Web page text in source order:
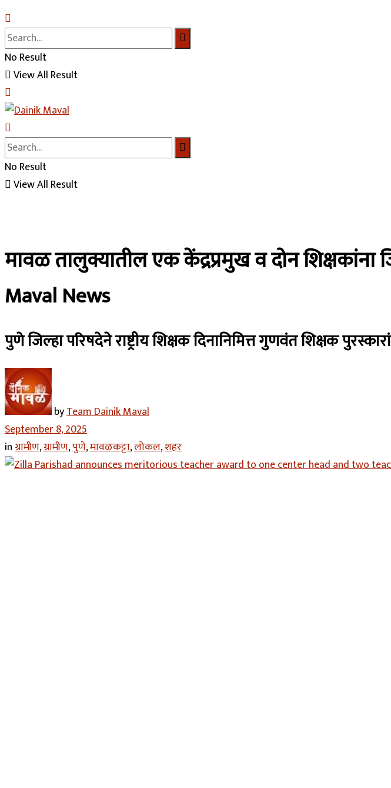
No Result
View All Result
No Result
View All Result
मावळ तालुक्यातील एक केंद्रप्रमुख व दोन शिक्षकांना
Maval News
पुणे जिल्हा परिषदेने राष्ट्रीय शिक्षक दिनानिमित्त गुणवंत शिक्षक
byTeam Dainik Maval
September 8, 2025
inग्रामीण,ग्रामीण,पुणे,मावळकट्टा,लोकल,शहर